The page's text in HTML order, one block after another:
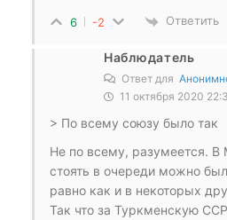
6 -2 Ответить
Наблюдатель
Ответ для
11 октября 2020
> По всему союзу было так
Не по всему, разумеется. В
стоять в очереди можно
равно как и в некоторых
Так что за Туркменскую